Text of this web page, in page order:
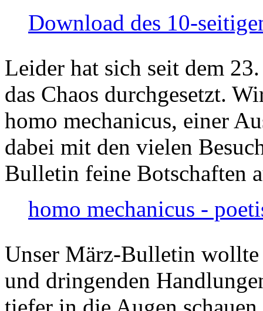
Download des 10-
Leider hat sich seit dem
das Chaos durchgesetzt.
homo mechanicus, einer
dabei mit den vielen
Bulletin feine Botschaften
homo mechanicus -
Unser März-Bulletin
und dringenden